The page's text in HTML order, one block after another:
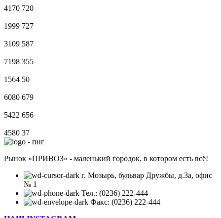
4170 720
1999 727
3109 587
7198 355
1564 50
6080 679
5422 656
4580 37
Рынок «ПРИВОЗ» - маленький городок, в котором есть всё!
г. Мозырь, бульвар Дружбы, д.3а, офис
№ 1
Тел.: (0236) 222-444
Факс: (0236) 222-444